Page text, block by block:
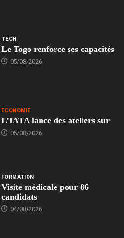
TECH
Le Togo renforce ses capacités
05/08/2026
ECONOMIE
L’IATA lance des ateliers sur
05/08/2026
FORMATION
Visite médicale pour 86
candidats
04/08/2026